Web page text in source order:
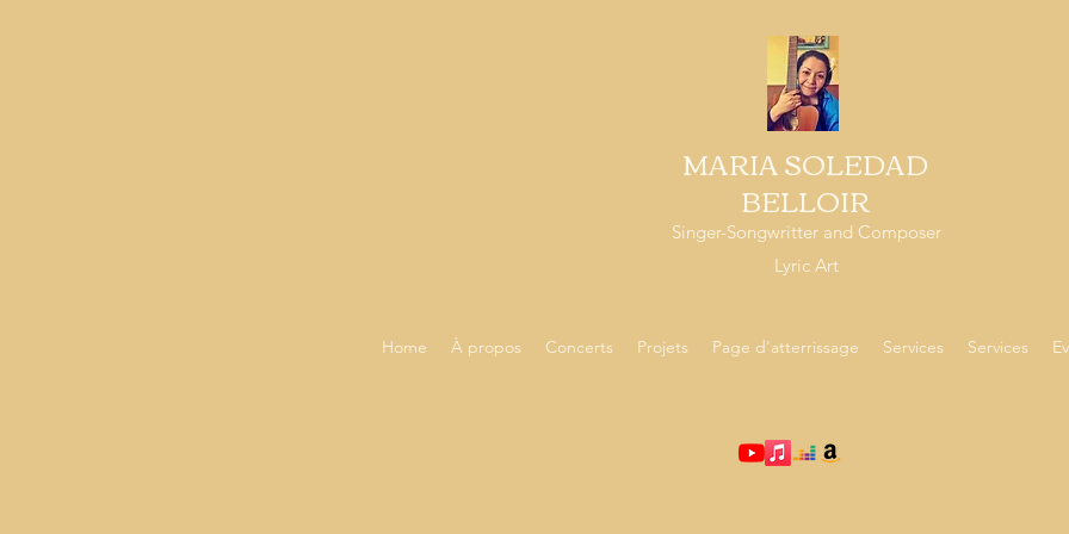
MARIA SOLEDAD
BELLOIR
Singer-Songwritter and Composer
Lyric Art
Home À propos Concerts Projets Page d'atterrissage Services Services